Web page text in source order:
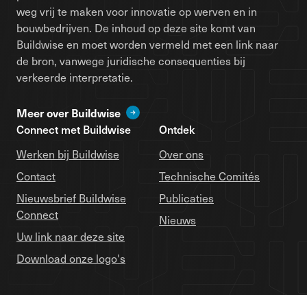
weg vrij te maken voor innovatie op werven en in
bouwbedrijven. De inhoud op deze site komt van
Buildwise en moet worden vermeld met een link naar
de bron, vanwege juridische consequenties bij
verkeerde interpretatie.
Meer over Buildwise
Connect met Buildwise
Werken bij Buildwise
Contact
Nieuwsbrief Buildwise
Connect
Uw link naar deze site
Download onze logo's
Ontdek
Over ons
Technische Comités
Publicaties
Nieuws